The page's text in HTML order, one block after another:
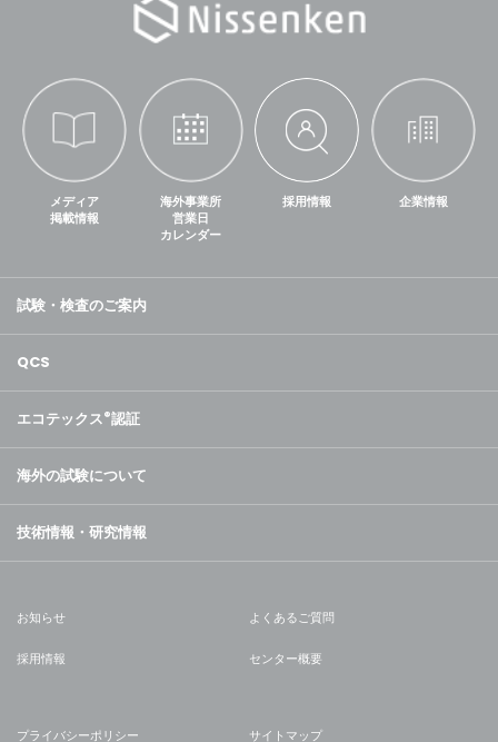
メディア
掲載情報
海外事業所
営業日
カレンダー
採用情報 企業情報
試験・検査のご案内
QCS
エコテックス®認証
海外の試験について
技術情報・研究情報
お知らせ よくあるご質問
採用情報 センター概要
プライバシーポリシー サイトマップ